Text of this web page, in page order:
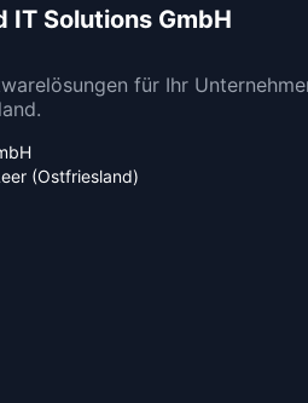
IT Solutions GmbH
für Ihr
(Ostfriesland)